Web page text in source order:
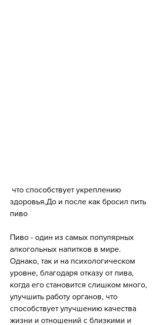
здоровья,До и после как бросил пить
пиво
Пиво - один из самых популярных
алкогольных напитков в мире.
Однако, так и на психологическом
уровне, благодаря отказу от пива,
когда его становится слишком много,
улучшить работу органов, что
способствует улучшению качества
жизни и отношений с близкими и